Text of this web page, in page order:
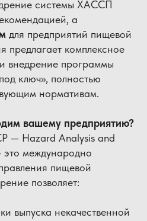
системы ХАССП
а
для предприятий пищевой
комплексное
внедрение программы
ключ», полностью
нормативам.
вашему предприятию?
— Hazard Analysis and
международно
пищевой
позволяет:
выпуска некачественной